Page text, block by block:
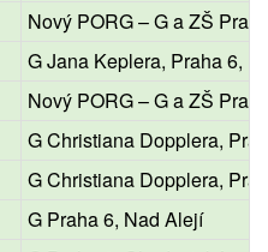
Nový PORG – G a ZŠ
G Jana Keplera, Praha 6,
Nový PORG – G a ZŠ
G Christiana Dopplera,
G Christiana Dopplera,
G Praha 6, Nad Alejí